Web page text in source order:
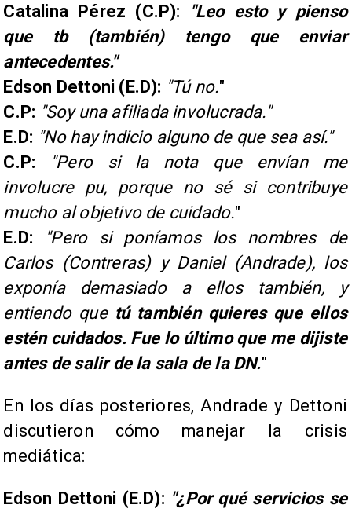
Catalina Pérez (C.P): "Leo esto y pienso
que tb (también) tengo que enviar
antecedentes."
Edson Dettoni (E.D): "Tú no."
C.P: "Soy una afiliada involucrada."
E.D: "No hay indicio alguno de que sea así."
C.P:
"Pero si la nota que envían me
involucre pu, porque no sé si contribuye
mucho al objetivo de cuidado."
E.D:
"Pero si poníamos los nombres de
Carlos (Contreras) y Daniel (Andrade), los
exponía demasiado a ellos también, y
entiendo que tú también quieres que ellos
estén cuidados. Fue lo último que me dijiste
antes de salir de la sala de la DN."
En los días posteriores, Andrade y Dettoni
discutieron cómo manejar la crisis
mediática:
Edson Dettoni (E.D): "¿Por qué servicios se